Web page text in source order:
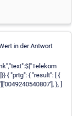
in der Antwort
{ "prtg": { "result": [ {
}, ]